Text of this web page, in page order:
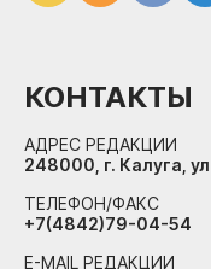
КОНТАКТЫ
АДРЕС РЕДАКЦИИ
248000, г. Калуга,
ТЕЛЕФОН/ФАКС
+7(4842)79-04-54
E-MAIL РЕДАКЦИИ